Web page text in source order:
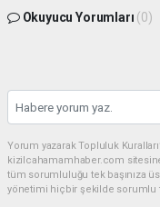
Okuyucu Yorumları (0)
Yorum yazarak Topluluk
kizilcahamamhaber.com
tüm sorumluluğu tek başınıza
yönetimi hiçbir şekilde sorumlu